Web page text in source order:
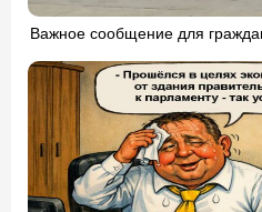
Важное сообщение для